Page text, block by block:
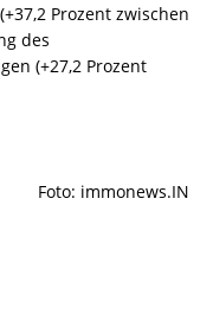
Prozent zwischen
des
(+27,2 Prozent
Foto: immonews.IN